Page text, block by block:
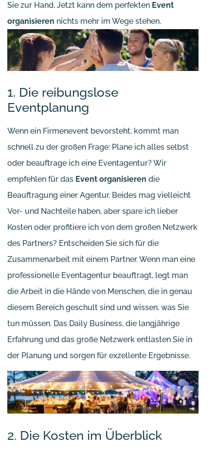
Sie zur Hand. Jetzt kann dem perfekten Event
organisieren nichts mehr im Wege stehen.
1. Die reibungslose
Eventplanung
Wenn ein Firmenevent bevorsteht, kommt man
schnell zu der großen Frage: Plane ich alles selbst
oder beauftrage ich eine Eventagentur? Wir
empfehlen für das Event organisieren die
Beauftragung einer Agentur. Beides mag vielleicht
Vor- und Nachteile haben, aber spare ich lieber
Kosten oder profitiere ich von dem großen Netzwerk
des Partners? Entscheiden Sie sich für die
Zusammenarbeit mit einem Partner. Wenn man eine
professionelle Eventagentur beauftragt, legt man
die Arbeit in die Hände von Menschen, die in genau
diesem Bereich geschult sind und wissen, was Sie
tun müssen. Das Daily Business, die langjährige
Erfahrung und das große Netzwerk entlasten Sie in
der Planung und sorgen für exzellente Ergebnisse.
2. Die Kosten im Überblick